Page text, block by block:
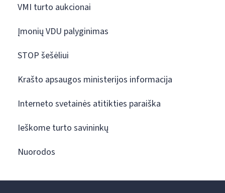
VMI turto aukcionai
Įmonių VDU palyginimas
STOP šešėliui
Krašto apsaugos ministerijos informacija
Interneto svetainės atitikties paraiška
Ieškome turto savininkų
Nuorodos